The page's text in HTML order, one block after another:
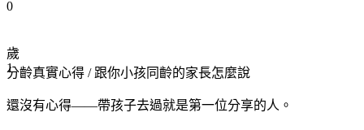
0
1
歲
分齡真實心得 / 跟你小孩同齡的家長怎麼說
還沒有心得——帶孩子去過就是第一位分享的人。